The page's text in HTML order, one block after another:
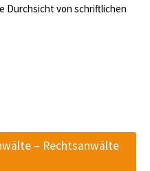
Durchsicht von schriftlichen
– Rechtsanwälte